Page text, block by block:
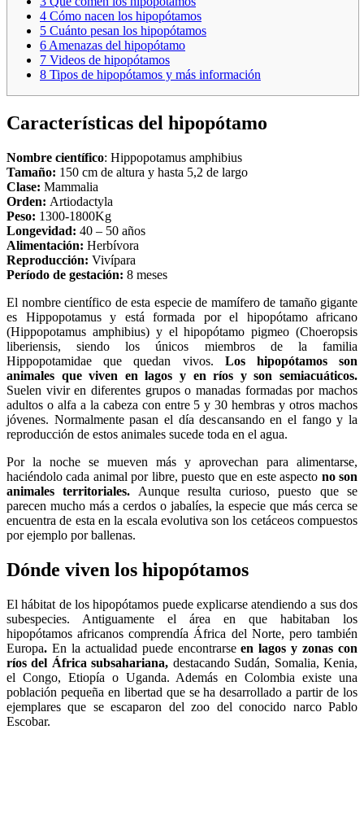
4 Cómo nacen los hipopótamos
5 Cuánto pesan los hipopótamos
6 Amenazas del hipopótamo
7 Videos de hipopótamos
8 Tipos de hipopótamos y más información
Características del hipopótamo
Nombre científico: Hippopotamus amphibius
Tamaño: 150 cm de altura y hasta 5,2 de largo
Clase: Mammalia
Orden: Artiodactyla
Peso: 1300-1800Kg
Longevidad: 40 – 50 años
Alimentación: Herbívora
Reproducción: Vivípara
Período de gestación: 8 meses
El nombre científico de esta especie de mamífero de tamaño gigante
es Hippopotamus y está formada por el hipopótamo africano
(Hippopotamus amphibius) y el hipopótamo pigmeo (Choeropsis
liberiensis, siendo los únicos miembros de la familia
Hippopotamidae que quedan vivos. Los hipopótamos son
animales que viven en lagos y en ríos y son semiacuáticos.
Suelen vivir en diferentes grupos o manadas formadas por machos
adultos o alfa a la cabeza con entre 5 y 30 hembras y otros machos
jóvenes. Normalmente pasan el día descansando en el fango y la
reproducción de estos animales sucede toda en el agua.
Por la noche se mueven más y aprovechan para alimentarse,
haciéndolo cada animal por libre, puesto que en este aspecto no son
animales territoriales. Aunque resulta curioso, puesto que se
parecen mucho más a cerdos o jabalíes, la especie que más cerca se
encuentra de esta en la escala evolutiva son los cetáceos compuestos
por ejemplo por ballenas.
Dónde viven los hipopótamos
El hábitat de los hipopótamos puede explicarse atendiendo a sus dos
subespecies. Antiguamente el área en que habitaban los
hipopótamos africanos comprendía África del Norte, pero también
Europa. En la actualidad puede encontrarseen lagos y zonas con
ríos del África subsahariana, destacando Sudán, Somalia, Kenia,
el Congo, Etiopía o Uganda. Además en Colombia existe una
población pequeña en libertad que se ha desarrollado a partir de los
ejemplares que se escaparon del zoo del conocido narco Pablo
Escobar.